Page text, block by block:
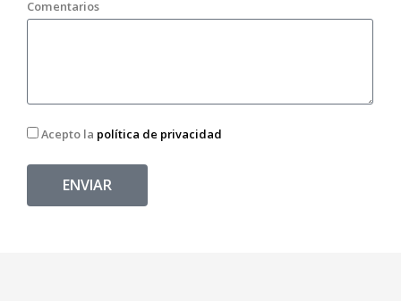
Comentarios
Acepto la política de privacidad
ENVIAR